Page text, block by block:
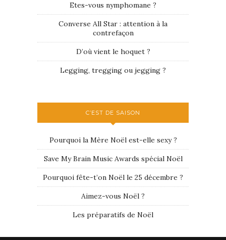
Etes-vous nymphomane ?
Converse All Star : attention à la
contrefaçon
D’où vient le hoquet ?
Legging, tregging ou jegging ?
C’EST DE SAISON
Pourquoi la Mère Noël est-elle sexy ?
Save My Brain Music Awards spécial Noël
Pourquoi fête-t’on Noël le 25 décembre ?
Aimez-vous Noël ?
Les préparatifs de Noël